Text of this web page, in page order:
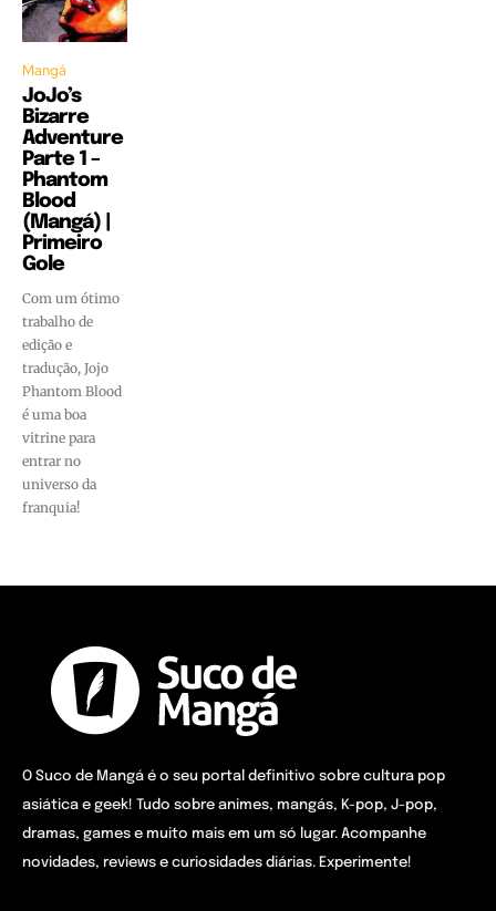
Mangá
JoJo’s
Bizarre
Adventure
Parte 1 –
Phantom
Blood
(Mangá) |
Primeiro
Gole
Com um ótimo
trabalho de
edição e
tradução, Jojo
Phantom Blood
é uma boa
vitrine para
entrar no
universo da
franquia!
O Suco de Mangá é o seu portal definitivo sobre cultura pop
asiática e geek! Tudo sobre animes, mangás, K-pop, J-pop,
dramas, games e muito mais em um só lugar. Acompanhe
novidades, reviews e curiosidades diárias. Experimente!